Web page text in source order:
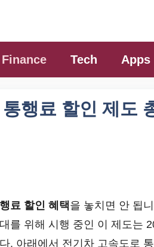
Finance Tech Apps
행료 할인 제도
료 할인 혜택을 놓치면 안 됩
를 위해 시행 중인 이 제도는
. 아래에서 전기차 고속도로